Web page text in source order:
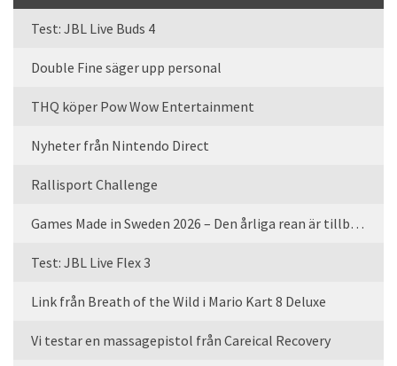
Test: JBL Live Buds 4
Double Fine säger upp personal
THQ köper Pow Wow Entertainment
Nyheter från Nintendo Direct
Rallisport Challenge
Games Made in Sweden 2026 – Den årliga rean är tillbaka
Test: JBL Live Flex 3
Link från Breath of the Wild i Mario Kart 8 Deluxe
Vi testar en massagepistol från Careical Recovery